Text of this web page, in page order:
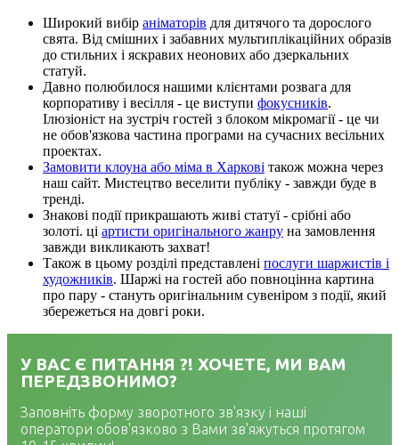
Широкий вибір аніматорів для дитячого та дорослого
свята. Від смішних і забавних мультиплікаційних образів
до стильних і яскравих неонових або дзеркальних
статуй.
Давно полюбилося нашими клієнтами розвага для
корпоративу і весілля - це виступи фокусників.
Ілюзіоніст на зустріч гостей з блоком мікромагії - це чи
не обов'язкова частина програми на сучасних весільних
проектах.
Замовити клоуна або міма в Харкові також можна через
наш сайт. Мистецтво веселити публіку - завжди буде в
тренді.
Знакові події прикрашають живі статуї - срібні або
золоті. ці артисти оригінального жанру на замовлення
завжди викликають захват!
Також в цьому розділі представлені послуги шаржистів і
художників. Шаржі на гостей або повноцінна картина
про пару - стануть оригінальним сувеніром з події, який
збережеться на довгі роки.
У ВАС Є ПИТАННЯ ?! ХОЧЕТЕ, МИ ВАМ
ПЕРЕДЗВОНИМО?
Заповніть форму зворотного зв'язку і наші
оператори обов'язково з Вами зв'яжуться протягом